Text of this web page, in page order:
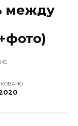
между